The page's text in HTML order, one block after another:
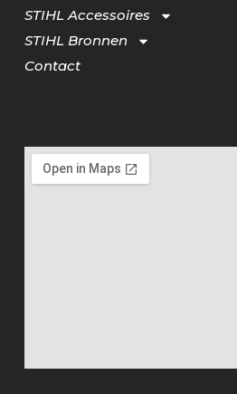
STIHL Accessoires
STIHL Bronnen
Contact